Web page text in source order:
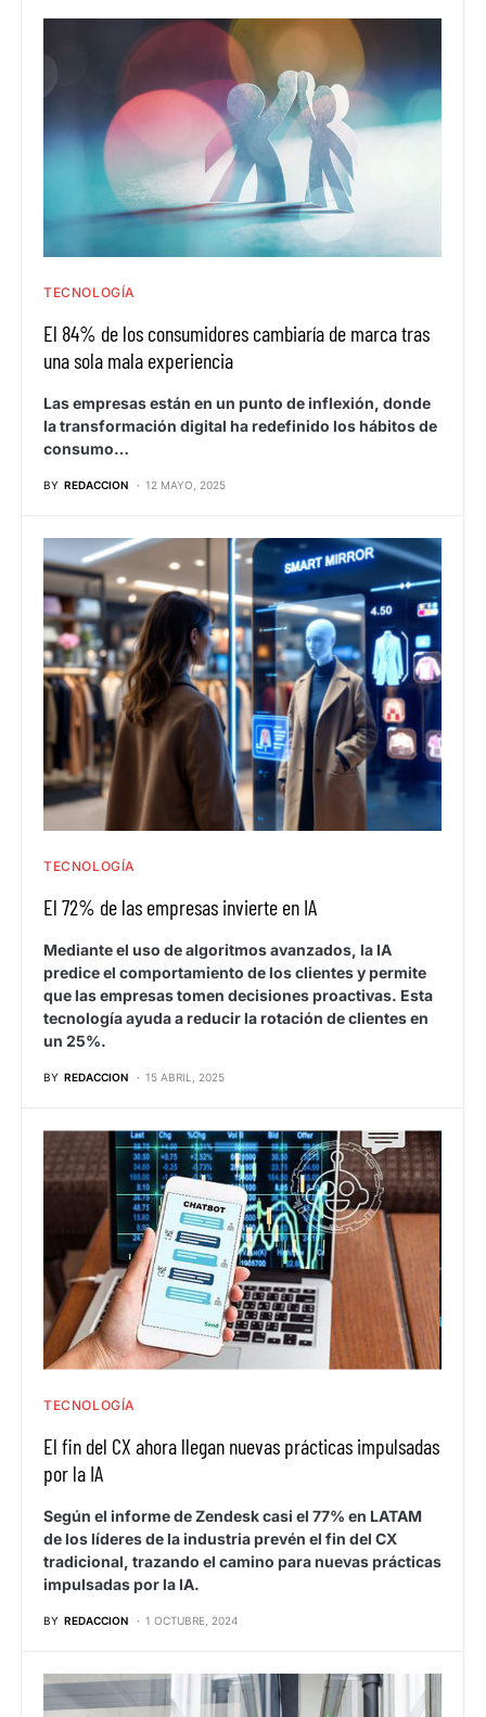
TECNOLOGÍA
El 84% de los consumidores cambiaría de marca tras
una sola mala experiencia
Las empresas están en un punto de inflexión, donde
la transformación digital ha redefinido los hábitos de
consumo…
BY REDACCION 12 MAYO, 2025
TECNOLOGÍA
El 72% de las empresas invierte en IA
Mediante el uso de algoritmos avanzados, la IA
predice el comportamiento de los clientes y permite
que las empresas tomen decisiones proactivas. Esta
tecnología ayuda a reducir la rotación de clientes en
un 25%.
BY REDACCION 15 ABRIL, 2025
TECNOLOGÍA
El fin del CX ahora llegan nuevas prácticas impulsadas
por la IA
Según el informe de Zendesk casi el 77% en LATAM
de los líderes de la industria prevén el fin del CX
tradicional, trazando el camino para nuevas prácticas
impulsadas por la IA.
BY REDACCION 1 OCTUBRE, 2024